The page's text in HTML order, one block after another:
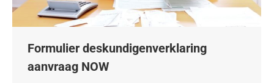
Formulier deskundigenverklaring
aanvraag NOW